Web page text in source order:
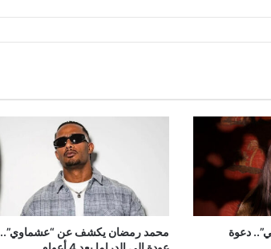
دعوة
محمد رمضان يكشف عن “عشماوي”..